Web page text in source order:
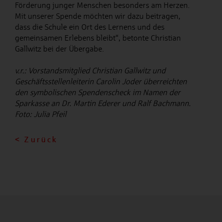
Förderung junger Menschen besonders am Herzen.
Mit unserer Spende möchten wir dazu beitragen,
dass die Schule ein Ort des Lernens und des
gemeinsamen Erlebens bleibt“, betonte Christian
Gallwitz bei der Übergabe.
v.r.: Vorstandsmitglied Christian Gallwitz und
Geschäftsstellenleiterin Carolin Joder überreichten
den symbolischen Spendenscheck im Namen der
Sparkasse an Dr. Martin Ederer und Ralf Bachmann.
Foto: Julia Pfeil
< Zurück